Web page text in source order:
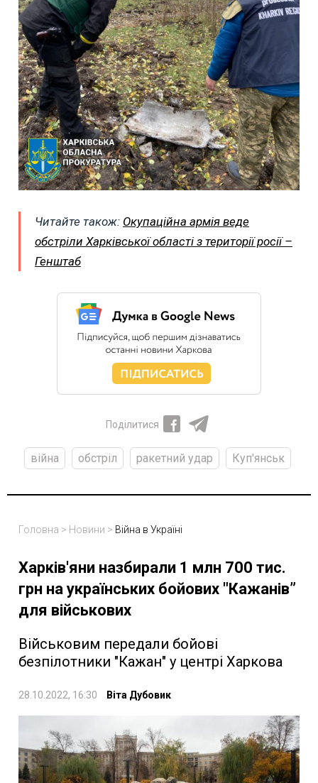
Читайте також: Окупаційна армія веде
обстріли Харківської області з території росії –
Генштаб
Поділитися
війна обстріл ракетний удар Куп'янськ
Головна > Новини > Війна в Україні
Харків'яни назбирали 1 млн 700 тис.
грн на українських бойових "Кажанів”
для військових
Військовим передали бойові
безпілотники "Кажан" у центрі Харкова
28.10.2022, 16:30 Віта Дубовик